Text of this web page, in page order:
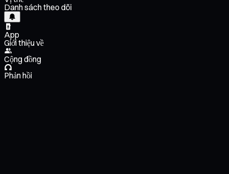
Danh sách theo dõi
App
Giới thiệu về
Cộng đồng
Phản hồi